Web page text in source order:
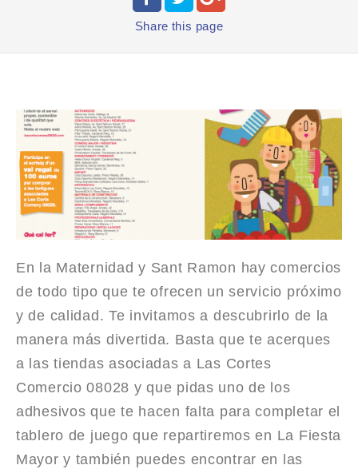
Share this page
En la Maternidad y Sant Ramon hay comercios
de todo tipo que te ofrecen un servicio próximo
y de calidad. Te invitamos a descubrirlo de la
manera más divertida. Basta que te acerques
a las tiendas asociadas a Las Cortes
Comercio 08028 y que pidas uno de los
adhesivos que te hacen falta para completar el
tablero de juego que repartiremos en La Fiesta
Mayor y también puedes encontrar en las